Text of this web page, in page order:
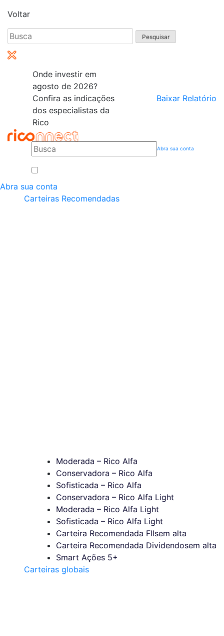
Voltar
Pesquisar
por:
Onde investir em
agosto de 2026?
Confira as indicações
dos especialistas da
Rico
Baixar Relatório
Abra sua conta
Abra sua conta
Carteiras Recomendadas
Moderada – Rico Alfa
Conservadora – Rico Alfa
Sofisticada – Rico Alfa
Conservadora – Rico Alfa Light
Moderada – Rico Alfa Light
Sofisticada – Rico Alfa Light
Carteira Recomendada FIIsem alta
Carteira Recomendada Dividendosem alta
Smart Ações 5+
Carteiras globais